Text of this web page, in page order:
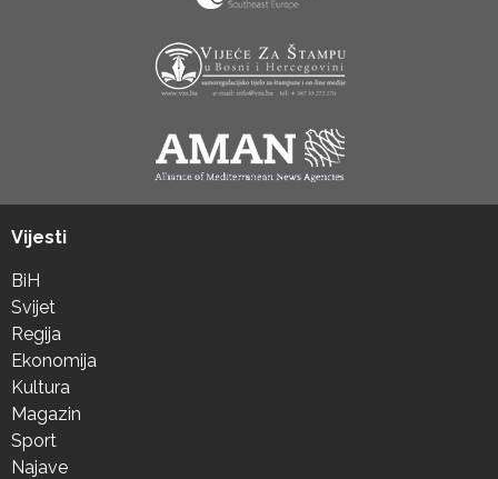
Vijesti
BiH
Svijet
Regija
Ekonomija
Kultura
Magazin
Sport
Najave